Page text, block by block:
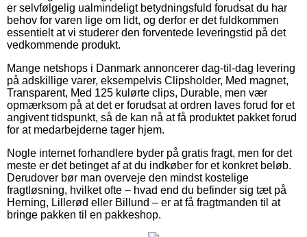
er selvfølgelig ualmindeligt betydningsfuld forudsat du har
behov for varen lige om lidt, og derfor er det fuldkommen
essentielt at vi studerer den forventede leveringstid på det
vedkommende produkt.
Mange netshops i Danmark annoncerer dag-til-dag levering
på adskillige varer, eksempelvis Clipsholder, Med magnet,
Transparent, Med 125 kulørte clips, Durable, men vær
opmærksom på at det er forudsat at ordren laves forud for et
angivent tidspunkt, så de kan nå at få produktet pakket forud
for at medarbejderne tager hjem.
Nogle internet forhandlere byder på gratis fragt, men for det
meste er det betinget af at du indkøber for et konkret beløb.
Derudover bør man overveje den mindst kostelige
fragtløsning, hvilket ofte – hvad end du befinder sig tæt på
Herning, Lillerød eller Billund – er at få fragtmanden til at
bringe pakken til en pakkeshop.